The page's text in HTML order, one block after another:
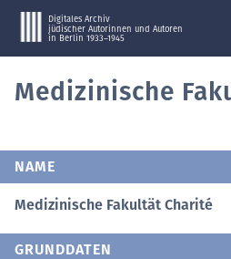
Digitales Archiv
jüdischer Autorinnen und Autoren
in Berlin 1933–1945
Medizinische
NAME
Medizinische Fakultät Charité
GRUNDDATEN